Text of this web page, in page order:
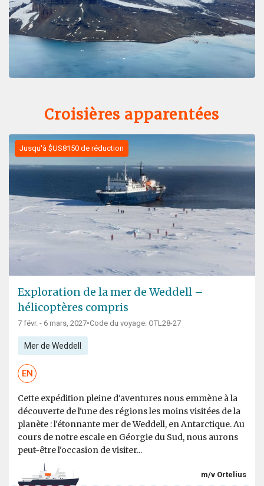
Croisières apparentées
Jusqu'à $US8150 de réduction
Exploration de la mer de Weddell –
hélicoptères compris
7 févr. - 6 mars, 2027•Code du voyage: OTL28-27
Mer de Weddell
EN
Cette expédition pleine d'aventures nous emmène à la
découverte de l'une des régions les moins visitées de la
planète : l'étonnante mer de Weddell, en Antarctique. Au
cours de notre escale en Géorgie du Sud, nous aurons
peut-être l'occasion de visiter...
m/v Ortelius